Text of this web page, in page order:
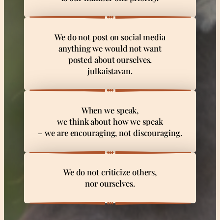
We do not post on social media
anything we would not want
posted about ourselves.
julkaistavan.
When we speak,
we think about how we speak
– we are encouraging, not discouraging.
We do not criticize others,
nor ourselves.